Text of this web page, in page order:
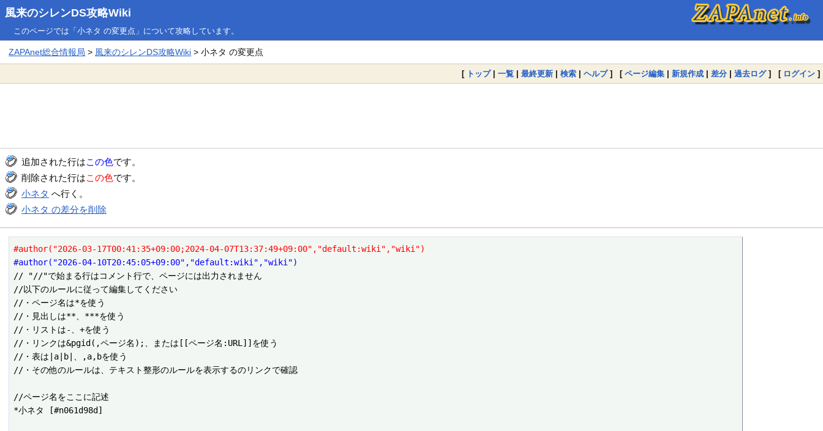
風来のシレンDS攻略Wiki
このページでは「小ネタ の変更点」について攻略しています。
ZAPAnet総合情報局 > 風来のシレンDS攻略Wiki > 小ネタ の変更点
[ トップ| 一覧 | 最終更新 | 検索 | ヘルプ] [ ページ編集 | 新規作成 | 差分 | 過去ログ] [ ログイン ]
追加された行はこの色です。
削除された行はこの色です。
小ネタ へ行く。
小ネタ の差分を削除
#author("2026-03-17T00:41:35+09:00;2024-04-07T13:37:49+09:00","default:wiki","wiki")
#author("2026-04-10T20:45:05+09:00","default:wiki","wiki")
// "//"で始まる行はコメント行で、ページには出力されません
//以下のルールに従って編集してください
//・ページ名は*を使う
//・見出しは**、***を使う
//・リストは-、+を使う
//・リンクは&pgid(,ページ名);、または[[ページ名:URL]]を使う
//・表は|a|b|、,a,bを使う
//・その他のルールは、テキスト整形のルールを表示するのリンクで確認
//ページ名をここに記述
*小ネタ [#n061d98d]